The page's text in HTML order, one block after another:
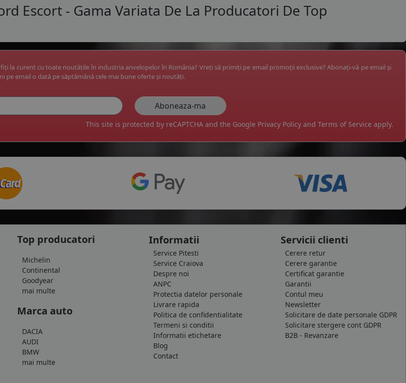
Escort - Gama Variata De La Producatori De Top
la curent cu toate noutățile în industria anvelopelor în România? Vreți să primiți pe email promoții exclusive? Abonați-vă pe email și
pe email o dată pe săptămână cele mai bune oferte și noutăți.
This site is protected by reCAPTCHA and the Google Privacy Policy and Terms of Service apply.
Top producatori
Michelin
Continental
Goodyear
mai multe
Marca auto
DACIA
AUDI
BMW
mai multe
Informatii
Service Pitesti
Service Craiova
Despre noi
ANPC
Protectia datelor personale
Livrare rapida
Politica de confidentialitate
Termeni si conditii
Informatii etichetare
Blog
Contact
Servicii clienti
Cerere retur
Cerere garantie
Certificat garantie
Garantii
Contul meu
Newsletter
Solicitare de date personale GDPR
Solicitare stergere cont GDPR
B2B - Revanzare